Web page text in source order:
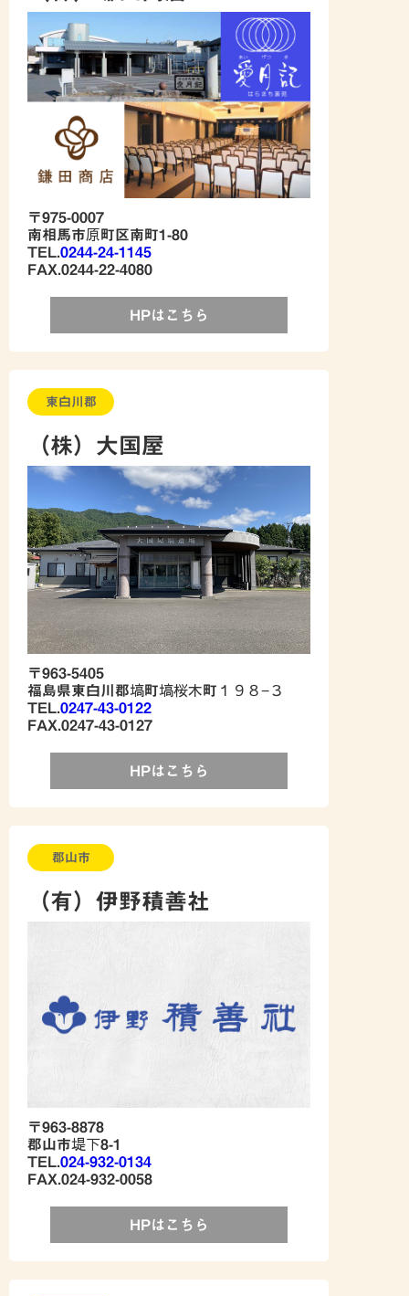
〒975-0007
南相馬市原町区南町1-80
TEL.0244-24-1145
FAX.0244-22-4080
HPはこちら
東白川郡
（株）大国屋
〒963-5405
福島県東白川郡塙町塙桜木町１９８−３
TEL.0247-43-0122
FAX.0247-43-0127
HPはこちら
郡山市
（有）伊野積善社
〒963-8878
郡山市堤下8-1
TEL.024-932-0134
FAX.024-932-0058
HPはこちら